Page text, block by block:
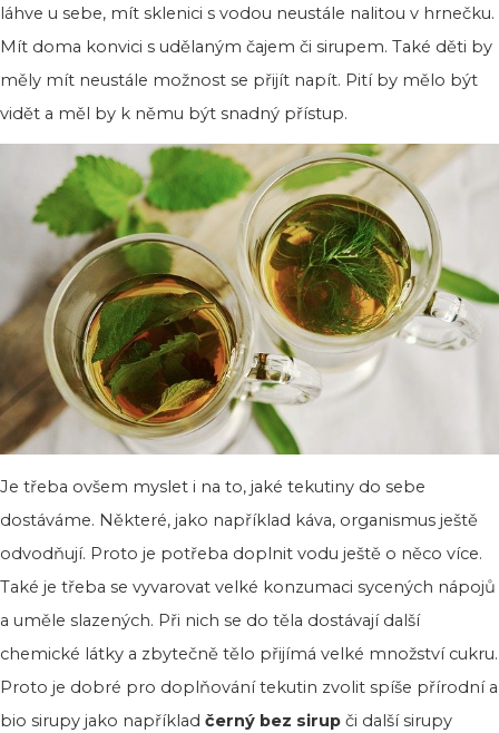
láhve u sebe, mít sklenici s vodou neustále nalitou v hrnečku.
Mít doma konvici s udělaným čajem či sirupem. Také děti by
měly mít neustále možnost se přijít napít. Pití by mělo být
vidět a měl by k němu být snadný přístup.
Je třeba ovšem myslet i na to, jaké tekutiny do sebe
dostáváme. Některé, jako například káva, organismus ještě
odvodňují. Proto je potřeba doplnit vodu ještě o něco více.
Také je třeba se vyvarovat velké konzumaci sycených nápojů
a uměle slazených. Při nich se do těla dostávají další
chemické látky a zbytečně tělo přijímá velké množství cukru.
Proto je dobré pro doplňování tekutin zvolit spíše přírodní a
bio sirupy jako například černý bez sirup či další sirupy